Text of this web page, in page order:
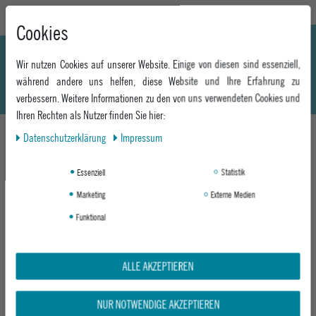
DAS KÖNNTE DIR AUCH GEFALLEN
Cookies
Wir nutzen Cookies auf unserer Website. Einige von diesen sind essenziell,
während andere uns helfen, diese Website und Ihre Erfahrung zu
verbessern. Weitere Informationen zu den von uns verwendeten Cookies und
Ihren Rechten als Nutzer finden Sie hier:
Daten­schutz­erklärung
Impressum
Essenziell
Statistik
Marketing
Externe Medien
Funktional
ALLE AKZEPTIEREN
NUR NOTWENDIGE AKZEPTIEREN